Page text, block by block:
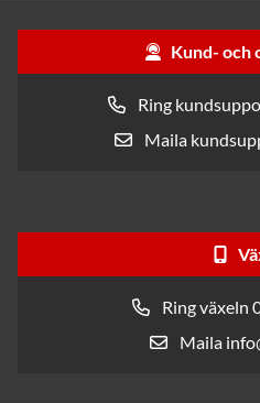
Kund- och
Ring
Maila
Ring växeln
Maila